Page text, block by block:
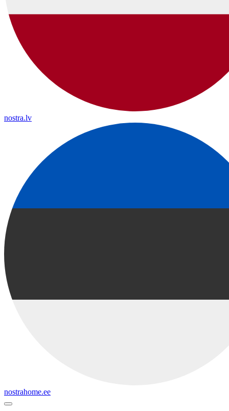
nostra.lv
nostrahome.ee